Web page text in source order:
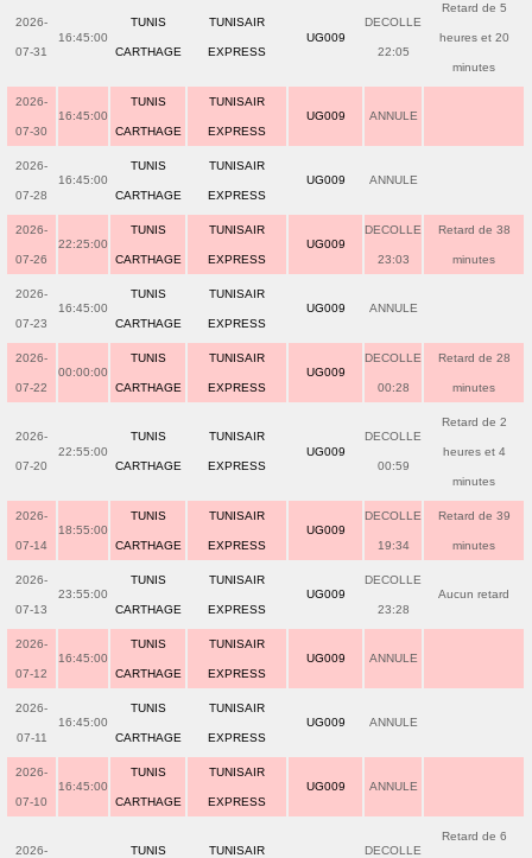
2026-
07-31
16:45:00
TUNIS
CARTHAGE
TUNISAIR
EXPRESS
UG009
DECOLLE
22:05
Retard de 5
heures et 20
minutes
2026-
07-30
16:45:00
TUNIS
CARTHAGE
TUNISAIR
EXPRESS
UG009 ANNULE
2026-
07-28
16:45:00
TUNIS
CARTHAGE
TUNISAIR
EXPRESS
UG009 ANNULE
2026-
07-26
22:25:00
TUNIS
CARTHAGE
TUNISAIR
EXPRESS
UG009
DECOLLE
23:03
Retard de 38
minutes
2026-
07-23
16:45:00
TUNIS
CARTHAGE
TUNISAIR
EXPRESS
UG009 ANNULE
2026-
07-22
00:00:00
TUNIS
CARTHAGE
TUNISAIR
EXPRESS
UG009
DECOLLE
00:28
Retard de 28
minutes
2026-
07-20
22:55:00
TUNIS
CARTHAGE
TUNISAIR
EXPRESS
UG009
DECOLLE
00:59
Retard de 2
heures et 4
minutes
2026-
07-14
18:55:00
TUNIS
CARTHAGE
TUNISAIR
EXPRESS
UG009
DECOLLE
19:34
Retard de 39
minutes
2026-
07-13
23:55:00
TUNIS
CARTHAGE
TUNISAIR
EXPRESS
UG009
DECOLLE
23:28
Aucun retard
2026-
07-12
16:45:00
TUNIS
CARTHAGE
TUNISAIR
EXPRESS
UG009 ANNULE
2026-
07-11
16:45:00
TUNIS
CARTHAGE
TUNISAIR
EXPRESS
UG009 ANNULE
2026-
07-10
16:45:00
TUNIS
CARTHAGE
TUNISAIR
EXPRESS
UG009 ANNULE
2026- TUNIS TUNISAIR DECOLLE
Retard de 6